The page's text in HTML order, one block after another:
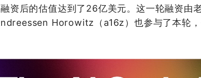
资后的估值达到了26亿美元。这一轮融资
Horowitz（a16z）也参与了本轮，